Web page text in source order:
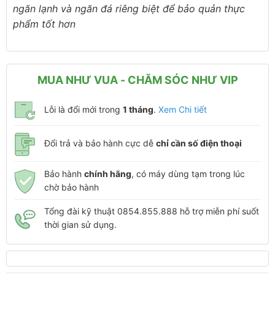
ngăn lạnh và ngăn đá riêng biệt để bảo quản thực
phẩm tốt hơn
MUA NHƯ VUA - CHĂM SÓC NHƯ VIP
Lỗi là đổi mới trong 1 tháng. Xem Chi tiết
Đổi trả và bảo hành cực dễ chỉ cần số điện thoại
Bảo hành chính hãng, có máy dùng tạm trong lúc
chờ bảo hành
Tổng đài kỹ thuật 0854.855.888 hỗ trợ miễn phí suốt
thời gian sử dụng.